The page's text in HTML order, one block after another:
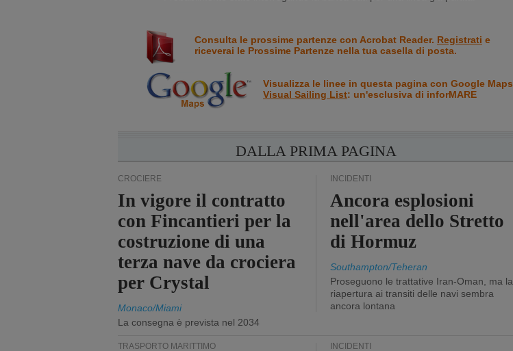
Consulta le prossime partenze con Acrobat Reader. Registrati e
riceverai le Prossime Partenze nella tua casella di posta.
Visualizza le linee in questa pagina con Google Maps
Visual Sailing List: un'esclusiva di inforMARE
DALLA PRIMA PAGINA
CROCIERE
In vigore il contratto
con Fincantieri per la
costruzione di una
terza nave da crociera
per Crystal
Monaco/Miami
La consegna è prevista nel 2034
INCIDENTI
Ancora esplosioni
nell'area dello Stretto
di Hormuz
Southampton/Teheran
Proseguono le trattative Iran-Oman, ma la
riapertura ai transiti delle navi sembra
ancora lontana
TRASPORTO MARITTIMO INCIDENTI